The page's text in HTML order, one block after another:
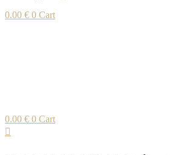
0.00 € 0 Cart
0.00 € 0 Cart